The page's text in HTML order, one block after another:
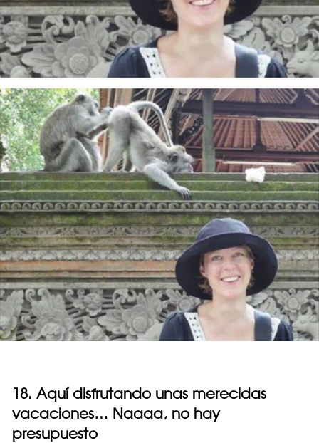
18. Aquí disfrutando unas merecidas
vacaciones… Naaaa, no hay
presupuesto